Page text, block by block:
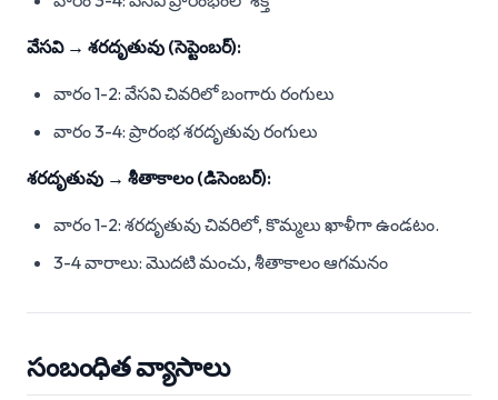
వేసవి → శరదృతువు (సెప్టెంబర్):
వారం 1-2: వేసవి చివరిలో బంగారు రంగులు
వారం 3-4: ప్రారంభ శరదృతువు రంగులు
శరదృతువు → శీతాకాలం (డిసెంబర్):
వారం 1-2: శరదృతువు చివరిలో, కొమ్మలు ఖాళీగా ఉండటం.
3-4 వారాలు: మొదటి మంచు, శీతాకాలం ఆగమనం
సంబంధిత వ్యాసాలు